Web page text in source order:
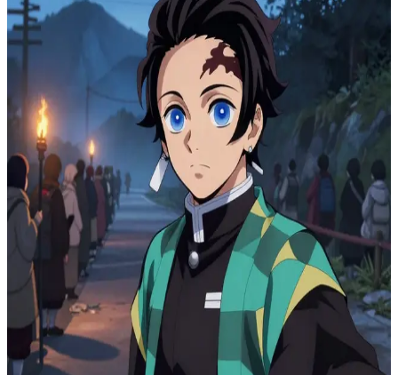
غيو توميوكا
غيو توميوكا، "هاشيرا" الماء الرزين